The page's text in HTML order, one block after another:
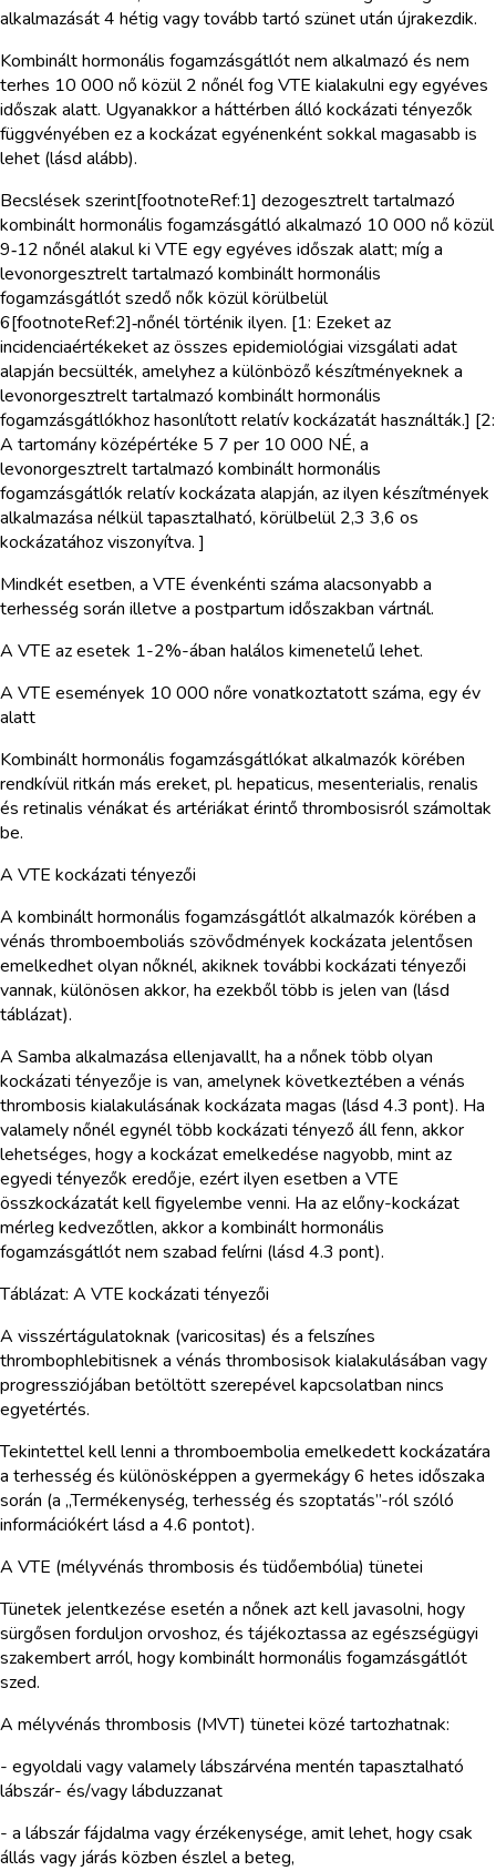
alkalmazását 4 hétig vagy tovább tartó szünet után újrakezdik.
Kombinált hormonális fogamzásgátlót nem alkalmazó és nem
terhes 10 000 nő közül 2 nőnél fog VTE kialakulni egy egyéves
időszak alatt. Ugyanakkor a háttérben álló kockázati tényezők
függvényében ez a kockázat egyénenként sokkal magasabb is
lehet (lásd alább).
Becslések szerint[footnoteRef:1] dezogesztrelt tartalmazó
kombinált hormonális fogamzásgátló alkalmazó 10 000 nő közül
9‑12 nőnél alakul ki VTE egy egyéves időszak alatt; míg a
levonorgesztrelt tartalmazó kombinált hormonális
fogamzásgátlót szedő nők közül körülbelül
6[footnoteRef:2]‑nőnél történik ilyen. [1: Ezeket az
incidenciaértékeket az összes epidemiológiai vizsgálati adat
alapján becsülték, amelyhez a különböző készítményeknek a
levonorgesztrelt tartalmazó kombinált hormonális
fogamzásgátlókhoz hasonlított relatív kockázatát használták.] [2:
A tartomány középértéke 5 7 per 10 000 NÉ, a
levonorgesztrelt tartalmazó kombinált hormonális
fogamzásgátlók relatív kockázata alapján, az ilyen készítmények
alkalmazása nélkül tapasztalható, körülbelül 2,3 3,6 os
kockázatához viszonyítva. ]
Mindkét esetben, a VTE évenkénti száma alacsonyabb a
terhesség során illetve a postpartum időszakban vártnál.
A VTE az esetek 1-2%-ában halálos kimenetelű lehet.
A VTE események 10 000 nőre vonatkoztatott száma, egy év
alatt
Kombinált hormonális fogamzásgátlókat alkalmazók körében
rendkívül ritkán más ereket, pl. hepaticus, mesenterialis, renalis
és retinalis vénákat és artériákat érintő thrombosisról számoltak
be.
A VTE kockázati tényezői
A kombinált hormonális fogamzásgátlót alkalmazók körében a
vénás thromboemboliás szövődmények kockázata jelentősen
emelkedhet olyan nőknél, akiknek további kockázati tényezői
vannak, különösen akkor, ha ezekből több is jelen van (lásd
táblázat).
A Samba alkalmazása ellenjavallt, ha a nőnek több olyan
kockázati tényezője is van, amelynek következtében a vénás
thrombosis kialakulásának kockázata magas (lásd 4.3 pont). Ha
valamely nőnél egynél több kockázati tényező áll fenn, akkor
lehetséges, hogy a kockázat emelkedése nagyobb, mint az
egyedi tényezők eredője, ezért ilyen esetben a VTE
összkockázatát kell figyelembe venni. Ha az előny-kockázat
mérleg kedvezőtlen, akkor a kombinált hormonális
fogamzásgátlót nem szabad felírni (lásd 4.3 pont).
Táblázat: A VTE kockázati tényezői
A visszértágulatoknak (varicositas) és a felszínes
thrombophlebitisnek a vénás thrombosisok kialakulásában vagy
progressziójában betöltött szerepével kapcsolatban nincs
egyetértés.
Tekintettel kell lenni a thromboembolia emelkedett kockázatára
a terhesség és különösképpen a gyermekágy 6 hetes időszaka
során (a „Termékenység, terhesség és szoptatás”-ról szóló
információkért lásd a 4.6 pontot).
A VTE (mélyvénás thrombosis és tüdőembólia) tünetei
Tünetek jelentkezése esetén a nőnek azt kell javasolni, hogy
sürgősen forduljon orvoshoz, és tájékoztassa az egészségügyi
szakembert arról, hogy kombinált hormonális fogamzásgátlót
szed.
A mélyvénás thrombosis (MVT) tünetei közé tartozhatnak:
- egyoldali vagy valamely lábszárvéna mentén tapasztalható
lábszár- és/vagy lábduzzanat
- a lábszár fájdalma vagy érzékenysége, amit lehet, hogy csak
állás vagy járás közben észlel a beteg,